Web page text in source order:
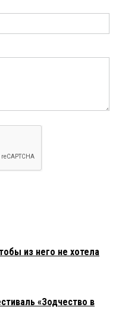
из него не хотела
«Зодчество в